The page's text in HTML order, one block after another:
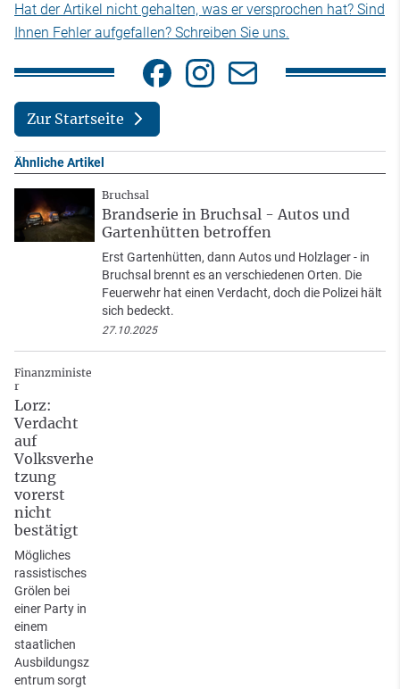
Hat der Artikel nicht gehalten, was er versprochen hat? Sind
Ihnen Fehler aufgefallen? Schreiben Sie uns.
Zur Startseite
Ähnliche Artikel
Bruchsal
Brandserie in Bruchsal - Autos und
Gartenhütten betroffen
Erst Gartenhütten, dann Autos und Holzlager - in
Bruchsal brennt es an verschiedenen Orten. Die
Feuerwehr hat einen Verdacht, doch die Polizei hält
sich bedeckt.
27.10.2025
Finanzministe
r
Lorz:
Verdacht
auf
Volksverhe
tzung
vorerst
nicht
bestätigt
Mögliches
rassistisches
Grölen bei
einer Party in
einem
staatlichen
Ausbildungsz
entrum sorgt